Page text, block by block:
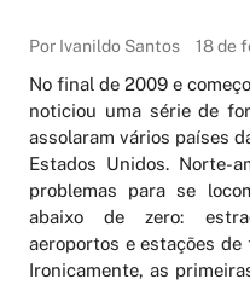
Por Ivanildo Santos 18 de
No final de 2009 e
noticiou uma série de
assolaram vários países
Estados Unidos. Norte-
problemas para se
abaixo de zero:
aeroportos e estações
Ironicamente, as